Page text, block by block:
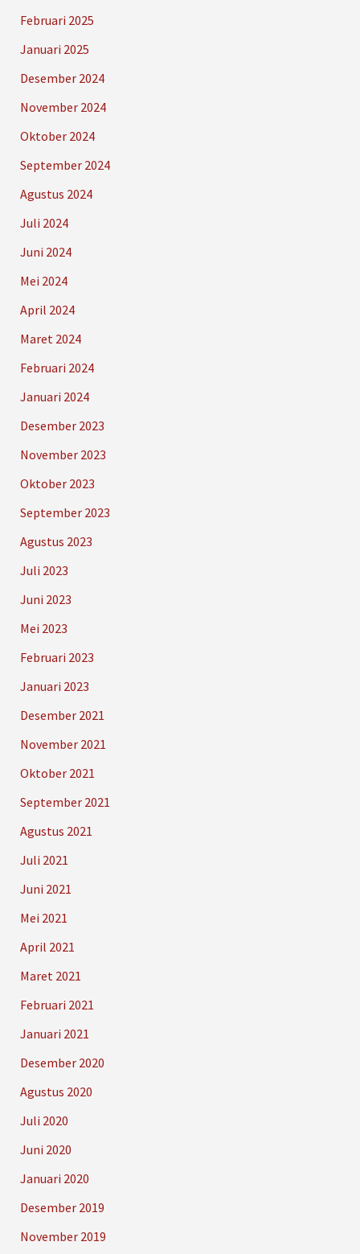
Februari 2025
Januari 2025
Desember 2024
November 2024
Oktober 2024
September 2024
Agustus 2024
Juli 2024
Juni 2024
Mei 2024
April 2024
Maret 2024
Februari 2024
Januari 2024
Desember 2023
November 2023
Oktober 2023
September 2023
Agustus 2023
Juli 2023
Juni 2023
Mei 2023
Februari 2023
Januari 2023
Desember 2021
November 2021
Oktober 2021
September 2021
Agustus 2021
Juli 2021
Juni 2021
Mei 2021
April 2021
Maret 2021
Februari 2021
Januari 2021
Desember 2020
Agustus 2020
Juli 2020
Juni 2020
Januari 2020
Desember 2019
November 2019